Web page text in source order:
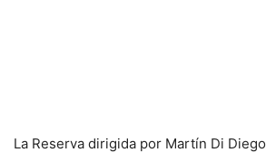
La Reserva dirigida por Martín Di Diego